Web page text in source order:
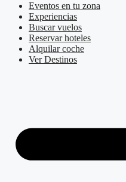
Eventos en tu zona
Experiencias
Buscar vuelos
Reservar hoteles
Alquilar coche
Ver Destinos